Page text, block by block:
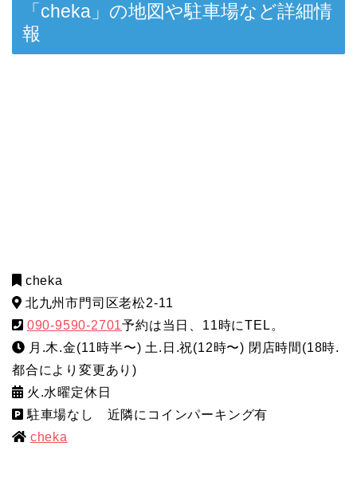
「cheka」の地図や駐車場など詳細情
報
cheka
北九州市門司区老松2-11
090-9590-2701予約は当日、11時にTEL。
月.木.金(11時半〜) 土.日.祝(12時〜) 閉店時間(18時.
都合により変更あり)
火.水曜定休日
駐車場なし 近隣にコインパーキング有
cheka